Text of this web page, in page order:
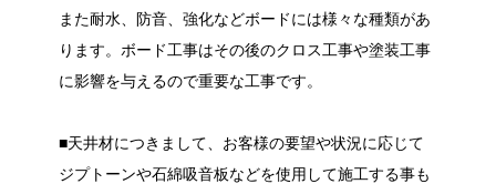
また耐水、防音、強化などボードには様々な種類があ
ります。ボード工事はその後のクロス工事や塗装工事
に影響を与えるので重要な工事です。
■天井材につきまして、お客様の要望や状況に応じて
ジプトーンや石綿吸音板などを使用して施工する事も